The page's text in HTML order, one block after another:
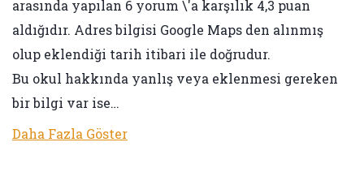
arasında yapılan 6 yorum \'a karşılık 4,3 puan
aldığıdır. Adres bilgisi Google Maps den alınmış
olup eklendiği tarih itibari ile doğrudur.
Bu okul hakkında yanlış veya eklenmesi gereken
bir bilgi var ise…
Daha Fazla Göster